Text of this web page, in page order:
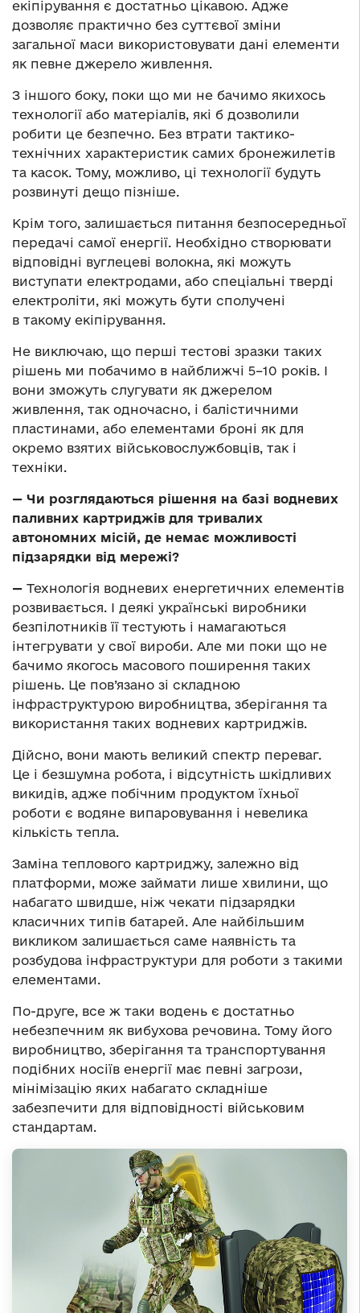
екіпірування є достатньо цікавою. Адже
дозволяє практично без суттєвої зміни
загальної маси використовувати дані елементи
як певне джерело живлення.
З іншого боку, поки що ми не бачимо якихось
технології або матеріалів, які б дозволили
робити це безпечно. Без втрати тактико-
технічних характеристик самих бронежилетів
та касок. Тому, можливо, ці технології будуть
розвинуті дещо пізніше.
Крім того, залишається питання безпосередньої
передачі самої енергії. Необхідно створювати
відповідні вуглецеві волокна, які можуть
виступати електродами, або спеціальні тверді
електроліти, які можуть бути сполучені
в такому екіпірування.
Не виключаю, що перші тестові зразки таких
рішень ми побачимо в найближчі 5–10 років. І
вони зможуть слугувати як джерелом
живлення, так одночасно, і балістичними
пластинами, або елементами броні як для
окремо взятих військовослужбовців, так і
техніки.
— Чи розглядаються рішення на базі водневих
паливних картриджів для тривалих
автономних місій, де немає можливості
підзарядки від мережі?
— Технологія водневих енергетичних елементів
розвивається. І деякі українські виробники
безпілотників її тестують і намагаються
інтегрувати у свої вироби. Але ми поки що не
бачимо якогось масового поширення таких
рішень. Це пов’язано зі складною
інфраструктурою виробництва, зберігання та
використання таких водневих картриджів.
Дійсно, вони мають великий спектр переваг.
Це і безшумна робота, і відсутність шкідливих
викидів, адже побічним продуктом їхньої
роботи є водяне випаровування і невелика
кількість тепла.
Заміна теплового картриджу, залежно від
платформи, може займати лише хвилини, що
набагато швидше, ніж чекати підзарядки
класичних типів батарей. Але найбільшим
викликом залишається саме наявність та
розбудова інфраструктури для роботи з такими
елементами.
По-друге, все ж таки водень є достатньо
небезпечним як вибухова речовина. Тому його
виробництво, зберігання та транспортування
подібних носіїв енергії має певні загрози,
мінімізацію яких набагато складніше
забезпечити для відповідності військовим
стандартам.